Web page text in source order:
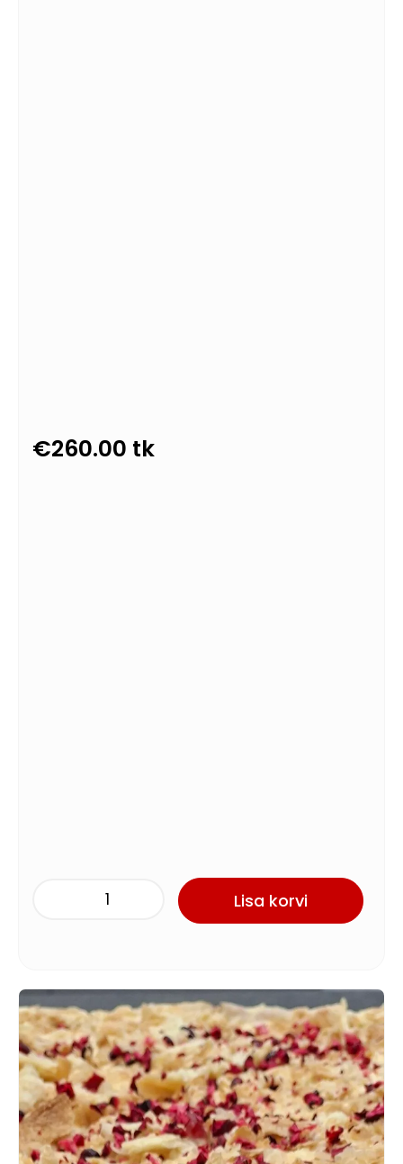
€260.00 tk
Lisa korvi